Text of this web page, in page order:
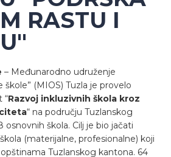
RASTU I
– Međunarodno udruženje
(MIOS) Tuzla je provelo
“Razvoj inkluzivnih škola kroz
“ na području Tuzlanskog
osnovnih škola. Cilj je bio jačati
(materijalne, profesionalne) koji
Tuzlanskog kantona. 64